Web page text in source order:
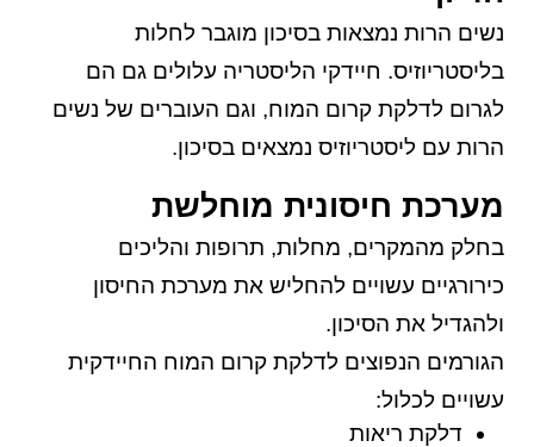
נשים הרות נמצאות בסיכון מוגבר לחלות
בליסטריוזיס. חיידקי הליסטריה עלולים גם הם
לגרום לדלקת קרום המוח, וגם העוברים של נשים
הרות עם ליסטריוזיס נמצאים בסיכון.
מערכת חיסונית מוחלשת
בחלק מהמקרים, מחלות, תרופות והליכים
כירורגיים עשויים להחליש את מערכת החיסון
ולהגדיל את הסיכון.
הגורמים הנפוצים לדלקת קרום המוח החיידקית
עשויים לכלול:
דלקת ריאות